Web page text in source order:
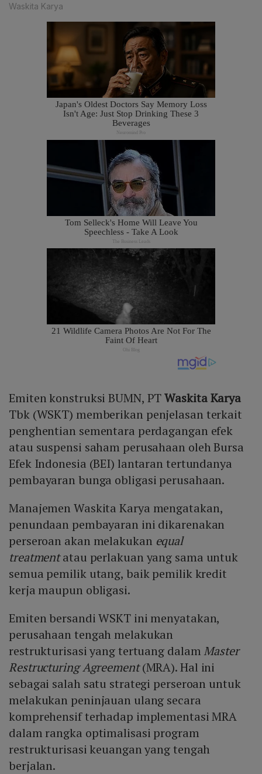
Waskita Karya
Emiten konstruksi BUMN, PTWaskita Karya
Tbk (WSKT) memberikan penjelasan terkait
penghentian sementara perdagangan efek
atau suspensi saham perusahaan oleh Bursa
Efek Indonesia (BEI) lantaran tertundanya
pembayaran bunga obligasi perusahaan.
Manajemen Waskita Karya mengatakan,
penundaan pembayaran ini dikarenakan
perseroan akan melakukan equal
treatmentatau perlakuan yang sama untuk
semua pemilik utang, baik pemilik kredit
kerja maupun obligasi.
Emiten bersandi WSKT ini menyatakan,
perusahaan tengah melakukan
restrukturisasi yang tertuang dalam Master
Restructuring Agreement(MRA). Hal ini
sebagai salah satu strategi perseroan untuk
melakukan peninjauan ulang secara
komprehensif terhadap implementasi MRA
dalam rangka optimalisasi program
restrukturisasi keuangan yang tengah
berjalan.